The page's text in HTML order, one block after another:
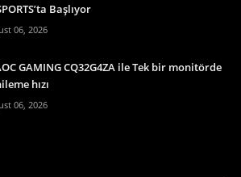
Başlıyor
06, 2026
GAMING CQ32G4ZA ile Tek bir monitörde
hızı
06, 2026